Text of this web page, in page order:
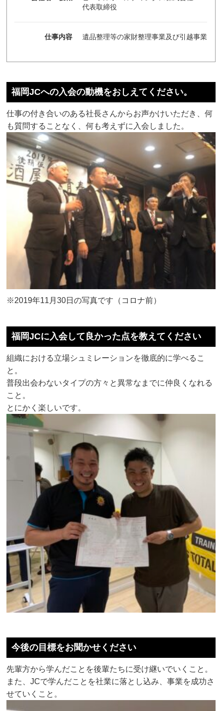
代表取締役
仕事内容 遺品整理等の家財整理事業及び引越事業
福岡JCへの入会の動機をおしえてください。
仕事の付き合いのある社長さんからお声かけいただき、何
も質問することなく、何も考えずに入会しました。
※2019年11月30日の写真です（コロナ前）
福岡JCに入会して良かった点を教えてください
組織における立場シュミレーションを徹底的に学べるこ
と。
普段出会わないタイプの方々と異常なまでに仲良くなれる
こと。
とにかく楽しいです。
今後の目標をお聞かせください
先輩方から学んだことを後輩たちに受け継いでいくこと。
また、JCで学んだことを社業に落とし込み、事業を成功さ
せていくこと。